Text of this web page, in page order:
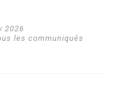
2026
les communiqués